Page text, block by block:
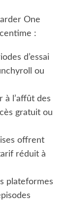
One
:
d’essai
ou
à l’affût des
gratuit ou
offrent
réduit à
plateformes